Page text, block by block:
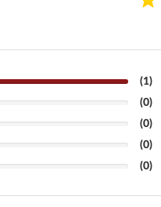
(1)
(0)
(0)
(0)
(0)